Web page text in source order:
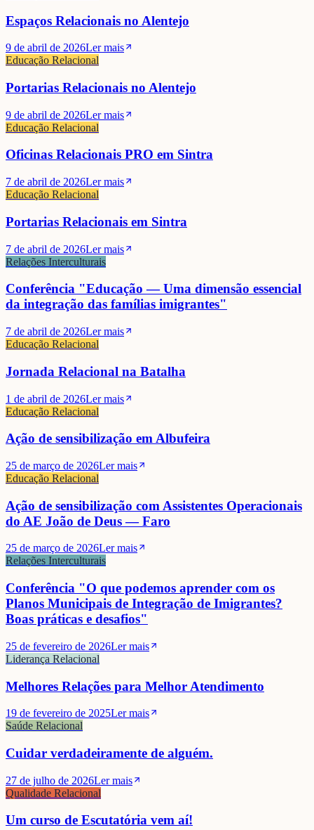
Espaços Relacionais no Alentejo
9 de abril de 2026Ler mais
Educação Relacional
Portarias Relacionais no Alentejo
9 de abril de 2026Ler mais
Educação Relacional
Oficinas Relacionais PRO em Sintra
7 de abril de 2026Ler mais
Educação Relacional
Portarias Relacionais em Sintra
7 de abril de 2026Ler mais
Relações Interculturais
Conferência "Educação — Uma dimensão essencial
da integração das famílias imigrantes"
7 de abril de 2026Ler mais
Educação Relacional
Jornada Relacional na Batalha
1 de abril de 2026Ler mais
Educação Relacional
Ação de sensibilização em Albufeira
25 de março de 2026Ler mais
Educação Relacional
Ação de sensibilização com Assistentes Operacionais
do AE João de Deus — Faro
25 de março de 2026Ler mais
Relações Interculturais
Conferência "O que podemos aprender com os
Planos Municipais de Integração de Imigrantes?
Boas práticas e desafios"
25 de fevereiro de 2026Ler mais
Liderança Relacional
Melhores Relações para Melhor Atendimento
19 de fevereiro de 2025Ler mais
Saúde Relacional
Cuidar verdadeiramente de alguém.
27 de julho de 2026Ler mais
Qualidade Relacional
Um curso de Escutatória vem aí!